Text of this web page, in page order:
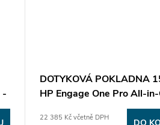
-
DOTYKOVÁ POKLADNA
HP Engage One Pro All-
22 385 Kč včetně DPH